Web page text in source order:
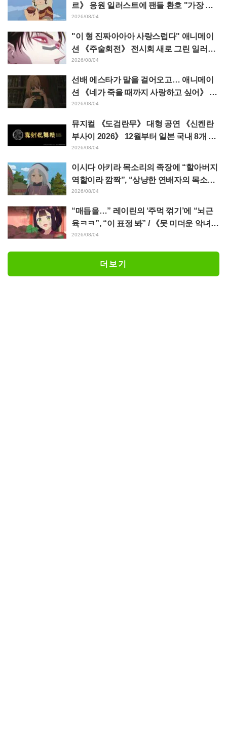
르》 응원 일러스트에 팬들 환호 "가장 평
소 그림체가 다른 사람이 그리면 이렇게 된
다"
2026/08/04
"이 형 진짜아아아 사랑스럽다" 애니메이
션 《주술회전》 전시회 새로 그린 일러스
트에서 이타도리 유지에게 다가가는 초소
에 팬들 환호
2026/08/04
선배 에스타가 말을 걸어오고… 애니메이
션 《네가 죽을 때까지 사랑하고 싶어》 제
5화 줄거리·장면 컷·WEB 예고·에피소드
포스터 공개
2026/08/04
뮤지컬 《도검란무》 대형 공연 《신켄란
부사이 2026》 12월부터 일본 국내 8개 도
시에서 개최 결정! 총 44도검남사가 집결
2026/08/04
이시다 아키라 목소리의 족장에 “할아버지
역할이라 깜짝”, “상냥한 연배자의 목소리
도 좋네” 애니메이션 《천막의 자두가르》
6화
2026/08/04
“매듭을…” 레이린의 ‘주먹 꺾기’에 “뇌근
육ㅋㅋ”, “이 표정 봐” / 《못 미더운 악녀입
니다만》 4화
2026/08/04
더보기